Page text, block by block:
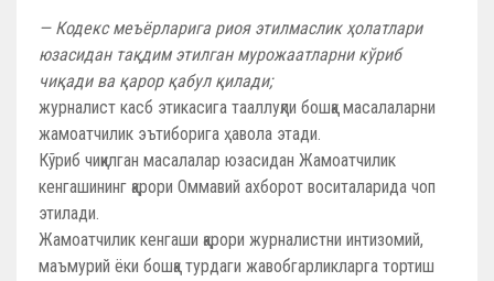
— Кодекс меъёрларига риоя этилмаслик ҳолатлари
юзасидан тақдим этилган мурожаатларни кўриб
чиқади ва қарор қабул қилади;
журналист касб этикасига тааллуқли бошқа масалаларни
жамоатчилик эътиборига ҳавола этади.
Кўриб чиқилган масалалар юзасидан Жамоатчилик
кенгашининг қарори Оммавий ахборот воситаларида чоп
этилади.
Жамоатчилик кенгаши қарори журналистни интизомий,
маъмурий ёки бошқа турдаги жавобгарликларга тортиш